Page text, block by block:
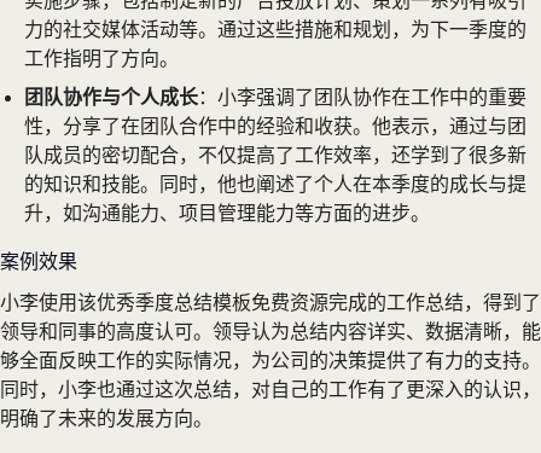
力的社交媒体活动等。通过这些措施和规划，为下一季度的
工作指明了方向。
团队协作与个人成长：小李强调了团队协作在工作中的重要
性，分享了在团队合作中的经验和收获。他表示，通过与团
队成员的密切配合，不仅提高了工作效率，还学到了很多新
的知识和技能。同时，他也阐述了个人在本季度的成长与提
升，如沟通能力、项目管理能力等方面的进步。
案例效果
小李使用该优秀季度总结模板免费资源完成的工作总结，得到了
领导和同事的高度认可。领导认为总结内容详实、数据清晰，能
够全面反映工作的实际情况，为公司的决策提供了有力的支持。
同时，小李也通过这次总结，对自己的工作有了更深入的认识，
明确了未来的发展方向。